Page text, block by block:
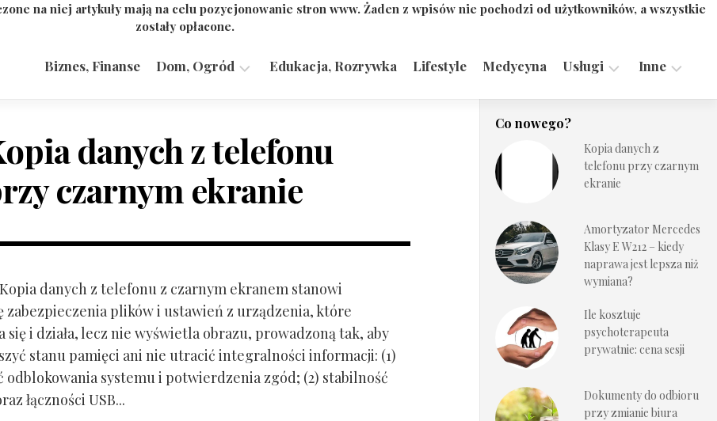
na niej artykuły mają na celu pozycjonowanie stron www. Żaden z wpisów nie pochodzi od użytkowników, a wszystkie
zostały opłacone.
Biznes, Finanse Dom, Ogród Edukacja, Rozrywka Lifestyle Medycyna Usługi
Technologie
Inne
danych z telefonu
czarnym ekranie
danych z telefonu z czarnym ekranem stanowi
zabezpieczenia plików i ustawień z urządzenia, które
się i działa, lecz nie wyświetla obrazu, prowadzoną tak, aby
stanu pamięci ani nie utracić integralności informacji: (1)
odblokowania systemu i potwierdzenia zgód; (2) stabilność
łączności USB...
Co nowego?
Kopia danych z
telefonu przy czarnym
ekranie
Amortyzator Mercedes
Klasy E W212 – kiedy
naprawa jest lepsza niż
wymiana?
Ile kosztuje
psychoterapeuta
prywatnie: cena sesji
Dokumenty do odbioru
przy zmianie biura